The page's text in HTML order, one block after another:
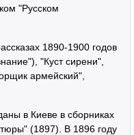
"Русском
1890-1900 годов
"Куст сирени",
армейский",
в Киеве в сборниках
(1897). В 1896 году